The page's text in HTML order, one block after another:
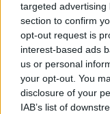
targeted
section to confirm
opt-out request is
interest-based ads
us or personal
your opt-out. You
disclosure of your
IAB’s list of